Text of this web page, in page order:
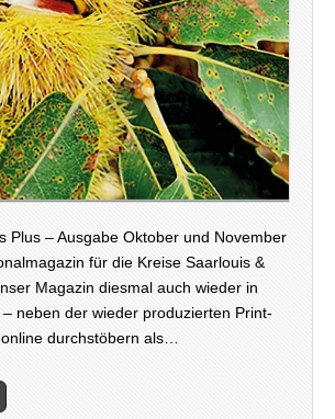
Plus – Ausgabe Oktober und November
für die Kreise Saarlouis &
Magazin diesmal auch wieder in
neben der wieder produzierten Print-
durchstöbern als…